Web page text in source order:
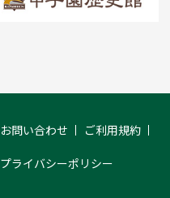
お問い合わせ ご利用規約
プライバシーポリシー